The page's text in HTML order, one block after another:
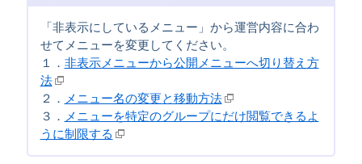
「非表示にしているメニュー」から運営内容に合わ
せてメニューを変更してください。
１． 非表示メニューから公開メニューへ切り替え方
法
２．
メニュー名の変更と移動方法
３．
メニューを特定のグループにだけ閲覧できるよ
うに制限する